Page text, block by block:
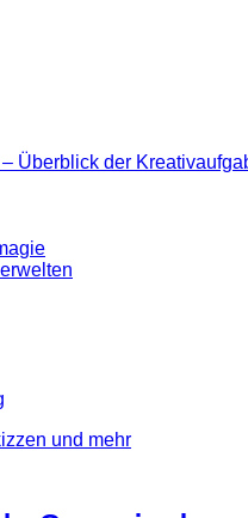
Überblick der
und mehr